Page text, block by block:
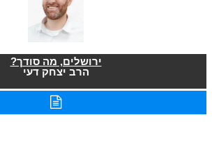
ירושלים, מה סודך?
הרב יצחק דעי